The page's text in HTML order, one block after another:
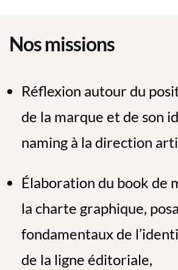
Nos missions
Réflexion autour du
de la marque et de son
naming à la direction
Élaboration du book de
la charte graphique,
fondamentaux de
de la ligne éditoriale,